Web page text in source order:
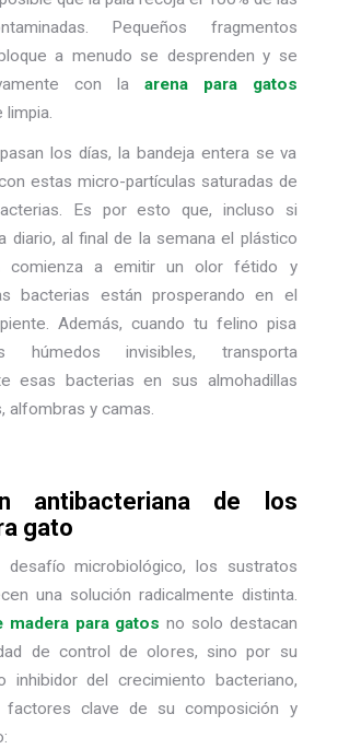
Pequeños fragmentos
a menudo se desprenden y se
con la arena para gatos
limpia.
los días, la bandeja entera se va
estas micro-partículas saturadas de
Es por esto que, incluso si
diario, al final de la semana el plástico
comienza a emitir un olor fétido y
bacterias están prosperando en el
Además, cuando tu felino pisa
húmedos invisibles, transporta
esas bacterias en sus almohadillas
alfombras y camas.
antibacteriana de los
gato
microbiológico, los sustratos
una solución radicalmente distinta.
madera para gatos no solo destacan
de control de olores, sino por su
inhibidor del crecimiento bacteriano,
factores clave de su composición y